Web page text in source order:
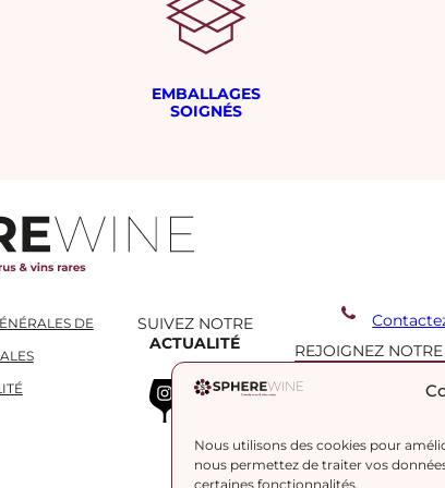
Nous utilisons des cookies pour
nous permettez de traiter vos
certaines fonctionnalités.
EMBALLAGES
SOIGNÉS
DE
SUIVEZ NOTRE
ACTUALITÉ
Instagram WhatsApp LinkedIn
REJOIGNEZ